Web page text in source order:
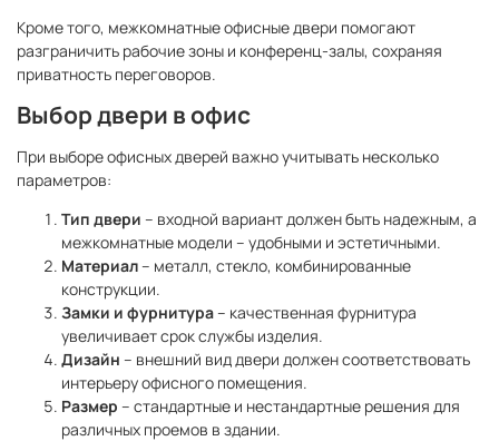
Кроме того, межкомнатные офисные двери помогают
разграничить рабочие зоны и конференц-залы, сохраняя
приватность переговоров.
Выбор двери в офис
При выборе офисных дверей важно учитывать несколько
параметров:
Тип двери – входной вариант должен быть надежным, а
межкомнатные модели – удобными и эстетичными.
Материал– металл, стекло, комбинированные
конструкции.
Замки и фурнитура– качественная фурнитура
увеличивает срок службы изделия.
Дизайн – внешний вид двери должен соответствовать
интерьеру офисного помещения.
Размер – стандартные и нестандартные решения для
различных проемов в здании.